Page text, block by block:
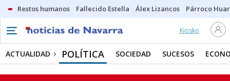
Restos humanos Fallecido Estella Álex Lizancos Párroco
Kiosko
ACTUALIDAD POLÍTICA SOCIEDAD SUCESOS